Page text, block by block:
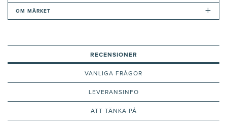
OM MÄRKET +
RECENSIONER
VANLIGA FRÅGOR
LEVERANSINFO
ATT TÄNKA PÅ